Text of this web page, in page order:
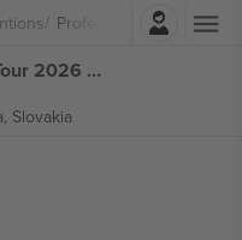
Professor Brian Cox
Log in
Brian Cox – Emergence World Tour 2026 kaartjes
Slovakia